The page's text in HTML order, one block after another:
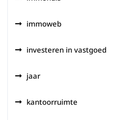
immoweb
investeren in vastgoed
jaar
kantoorruimte